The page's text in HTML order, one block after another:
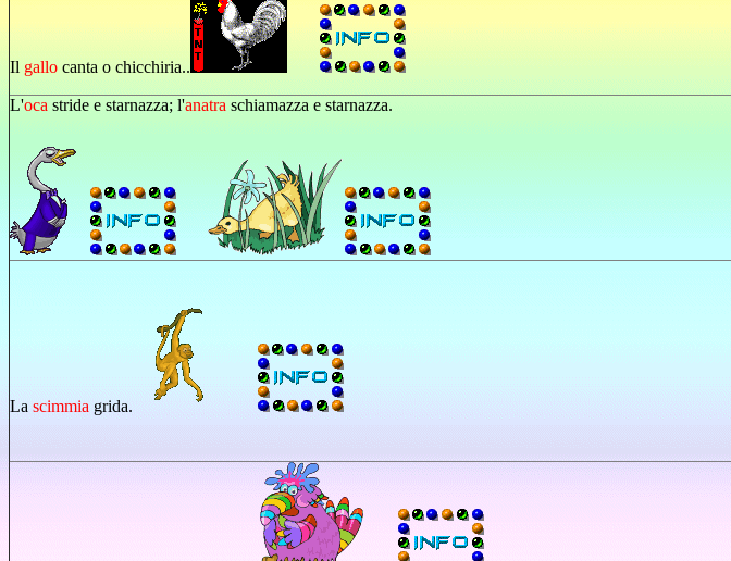
Il gallo canta o chicchiria..
L'oca stride e starnazza; l'anatra schiamazza e starnazza.
La scimmia grida.